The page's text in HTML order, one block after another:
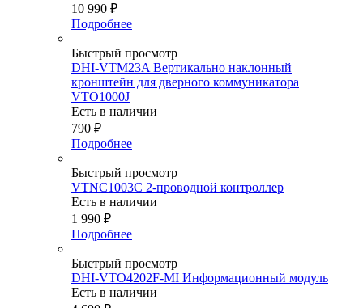
10 990 ₽
Подробнее
Быстрый просмотр
DHI-VTM23A Вертикально наклонный
кронштейн для дверного коммуникатора
VTO1000J
Есть в наличии
790 ₽
Подробнее
Быстрый просмотр
VTNC1003C 2-проводной контроллер
Есть в наличии
1 990 ₽
Подробнее
Быстрый просмотр
DHI-VTO4202F-MI Информационный модуль
Есть в наличии